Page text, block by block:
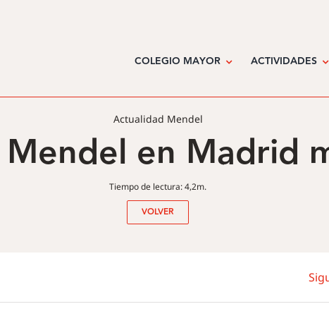
COLEGIO MAYOR
ACTIVIDADES
Actualidad Mendel
en Madrid
Tiempo de lectura: 4,2m.
VOLVER